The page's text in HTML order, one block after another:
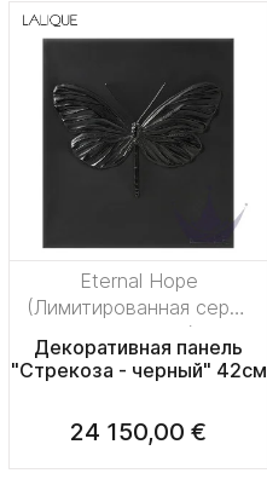
Eternal Hope
(Лимитированная серия
на 50 пред.)
Декоративная панель
"Стрекоза - черный" 42см
24 150,00 €